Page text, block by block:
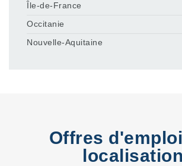
Île-de-France
Occitanie
Nouvelle-Aquitaine
Offres
localisation